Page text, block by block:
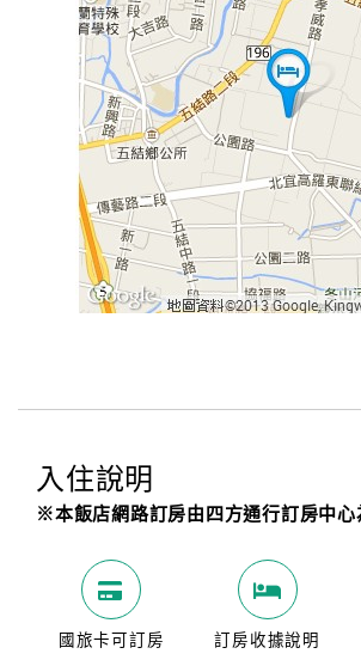
入住說明
※本飯店網路訂房由四方通行訂房中心
國旅卡可訂房 訂房收據說明